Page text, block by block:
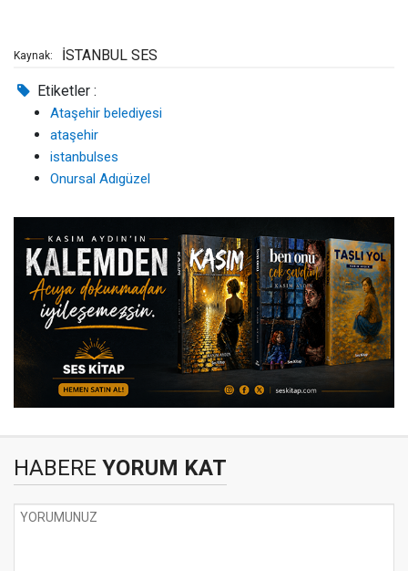
Kaynak: İSTANBUL SES
Etiketler :
Ataşehir belediyesi
ataşehir
istanbulses
Onursal Adıgüzel
HABERE YORUM KAT